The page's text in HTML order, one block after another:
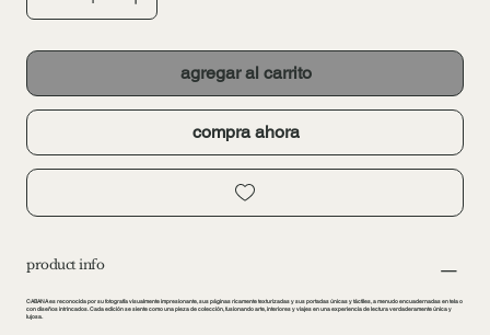
agregar al carrito
compra ahora
product info
CABANA es reconocida por su fotografía visualmente impresionante, sus páginas ricamente texturizadas y sus portadas únicas y táctiles, a menudo encuadernadas en tela o
con diseños intrincados. Cada edición se siente como una pieza de colección, fusionando arte, interiores y viajes en una experiencia de lectura verdaderamente única y
lujosa.